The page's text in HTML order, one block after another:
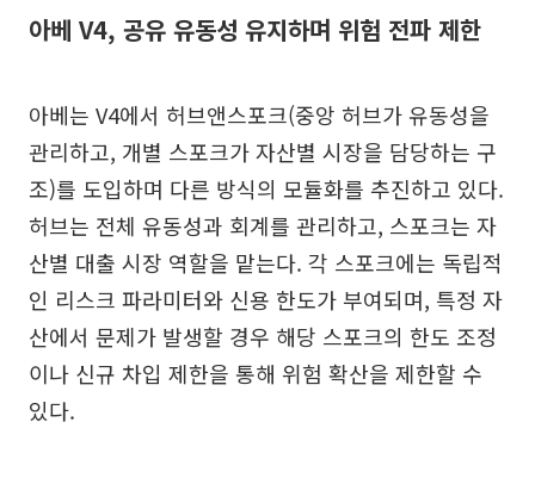
아베 V4, 공유 유동성 유지하며 위험 전파 제한
아베는 V4에서 허브앤스포크(중앙 허브가 유동성을
관리하고, 개별 스포크가 자산별 시장을 담당하는 구
조)를 도입하며 다른 방식의 모듈화를 추진하고 있다.
허브는 전체 유동성과 회계를 관리하고, 스포크는 자
산별 대출 시장 역할을 맡는다. 각 스포크에는 독립적
인 리스크 파라미터와 신용 한도가 부여되며, 특정 자
산에서 문제가 발생할 경우 해당 스포크의 한도 조정
이나 신규 차입 제한을 통해 위험 확산을 제한할 수
있다.